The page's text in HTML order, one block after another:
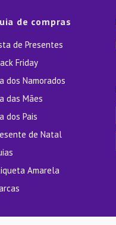
de compras
de Presentes
Friday
dos Namorados
das Mães
dos Pais
de Natal
Amarela